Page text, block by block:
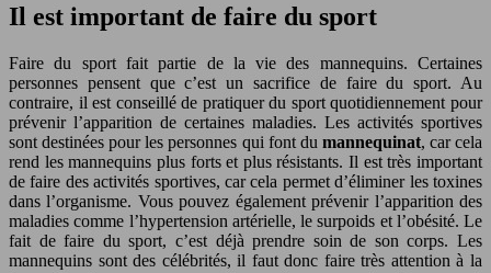
Il est important de faire du sport
Faire du sport fait partie de la vie des mannequins. Certaines
personnes pensent que c’est un sacrifice de faire du sport. Au
contraire, il est conseillé de pratiquer du sport quotidiennement pour
prévenir l’apparition de certaines maladies. Les activités sportives
sont destinées pour les personnes qui font du mannequinat, car cela
rend les mannequins plus forts et plus résistants. Il est très important
de faire des activités sportives, car cela permet d’éliminer les toxines
dans l’organisme. Vous pouvez également prévenir l’apparition des
maladies comme l’hypertension artérielle, le surpoids et l’obésité. Le
fait de faire du sport, c’est déjà prendre soin de son corps. Les
mannequins sont des célébrités, il faut donc faire très attention à la